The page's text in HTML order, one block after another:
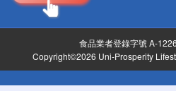
食品業者登錄字號 A-
Copyright©2026 Uni-Prosperity